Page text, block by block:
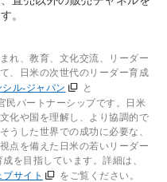
。
れ、教育、文化交流、リーダー
、日米の次世代のリーダー育成
ル-ジャパン
と
民パートナーシップです。日米
化や国を理解し、より協調的で
うした世界での成功に必要な、
点を備えた日米の若いリーダー
を目指しています。詳細は、
ブサイト
をご覧ください。